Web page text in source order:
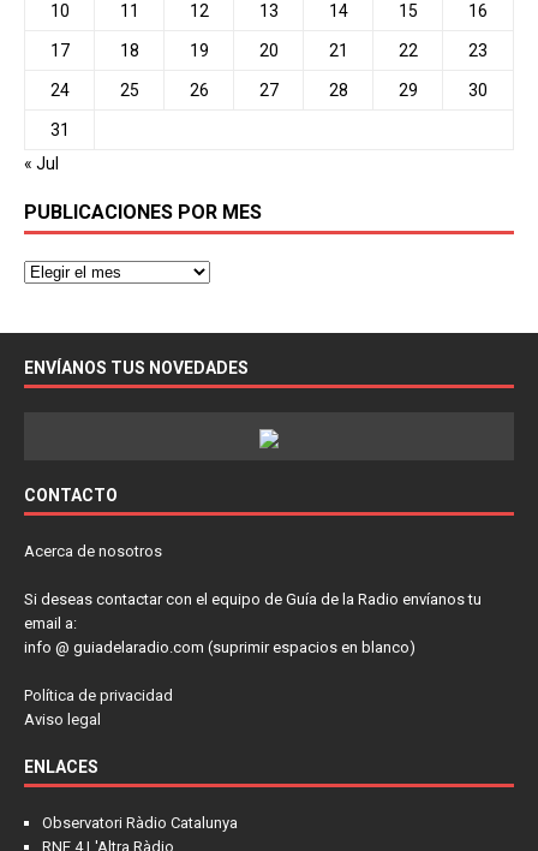
10 11 12 13 14 15 16
17 18 19 20 21 22 23
24 25 26 27 28 29 30
31
« Jul
PUBLICACIONES POR MES
ENVÍANOS TUS NOVEDADES
CONTACTO
Acerca de nosotros
Si deseas contactar con el equipo de Guía de la Radio envíanos tu
email a:
info @ guiadelaradio.com (suprimir espacios en blanco)
Política de privacidad
Aviso legal
ENLACES
Observatori Ràdio Catalunya
RNE 4 L'Altra Ràdio